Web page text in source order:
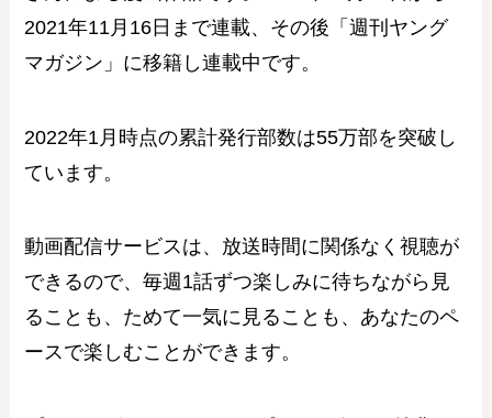
2021年11月16日まで連載、その後「週刊ヤング
マガジン」に移籍し連載中です。
2022年1月時点の累計発行部数は55万部を突破し
ています。
動画配信サービスは、放送時間に関係なく視聴が
できるので、毎週1話ずつ楽しみに待ちながら見
ることも、ためて一気に見ることも、あなたのペ
ースで楽しむことができます。